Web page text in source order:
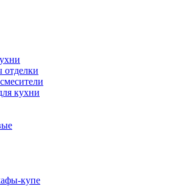
отделки
кухни
купе